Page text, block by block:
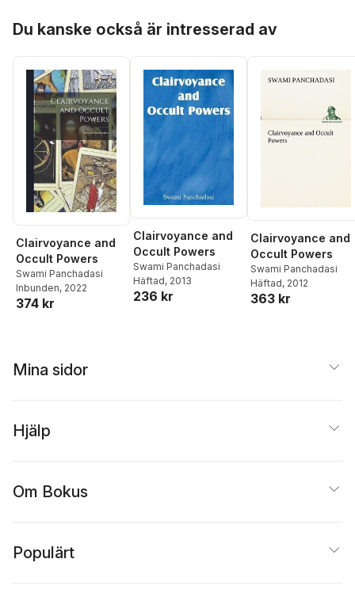
Du kanske också är intresserad av
Clairvoyance and
Occult Powers
Swami Panchadasi
Inbunden, 2022
374 kr
Clairvoyance and
Occult Powers
Swami Panchadasi
Häftad, 2013
236 kr
Clairvoyance and
Occult Powers
Swami Panchadasi
Häftad, 2012
363 kr
Mina sidor
Hjälp
Om Bokus
Populärt